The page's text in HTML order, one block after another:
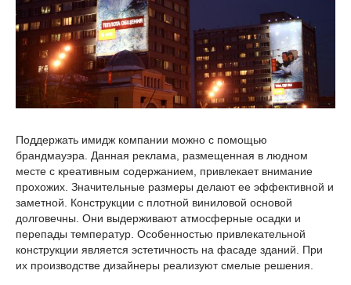
Поддержать имидж компании можно с помощью
брандмауэра. Данная реклама, размещенная в людном
месте с креативным содержанием, привлекает внимание
прохожих. Значительные размеры делают ее эффективной и
заметной. Конструкции с плотной виниловой основой
долговечны. Они выдерживают атмосферные осадки и
перепады температур. Особенностью привлекательной
конструкции является эстетичность на фасаде зданий. При
их производстве дизайнеры реализуют смелые решения.